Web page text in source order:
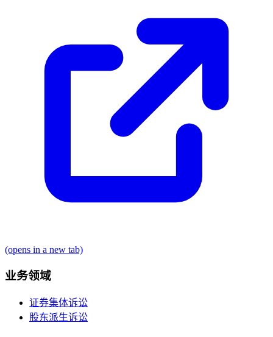
(opens in a new tab)
业务领域
证券集体诉讼
股东派生诉讼